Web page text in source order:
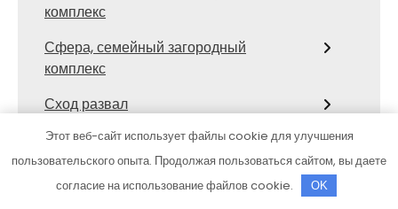
комплекс
Сфера, семейный загородный
комплекс
Сход развал
Сход-развал, Шиномонтаж
Этот веб-сайт использует файлы cookie для улучшения
пользовательского опыта. Продолжая пользоваться сайтом, вы даете
согласие на использование файлов cookie.
OK